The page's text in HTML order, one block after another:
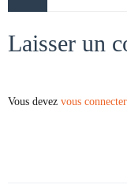
Laisser un
Vous devez vous connecter